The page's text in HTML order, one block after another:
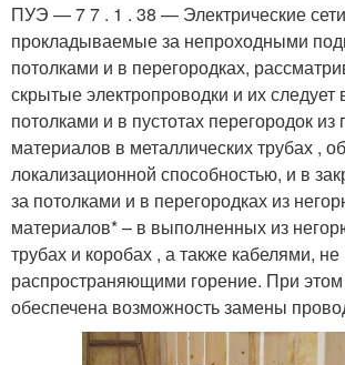
ПУЭ — 7 7 . 1 . 38 — Электрические
прокладываемые за непроходными
потолками и в перегородках,
скрытые электропроводки и их следует
потолками и в пустотах перегородок из
материалов в металлических трубах ,
локализационной способностью, и в
за потолками и в перегородках из
материалов* – в выполненных из
трубах и коробах , а также кабелями, не
распространяющими горение. При
обеспечена возможность замены